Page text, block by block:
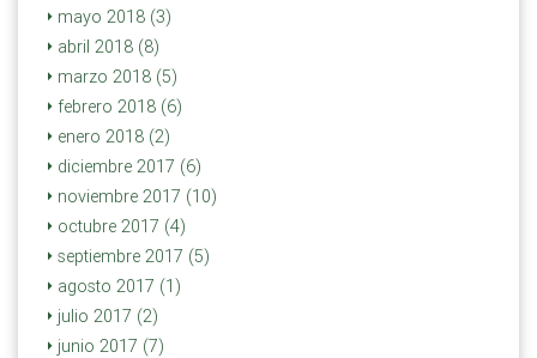
mayo 2018 (3)
abril 2018 (8)
marzo 2018 (5)
febrero 2018 (6)
enero 2018 (2)
diciembre 2017 (6)
noviembre 2017 (10)
octubre 2017 (4)
septiembre 2017 (5)
agosto 2017 (1)
julio 2017 (2)
junio 2017 (7)